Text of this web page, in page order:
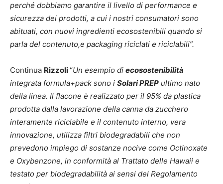
perché dobbiamo garantire il livello di performance e
sicurezza dei prodotti, a cui i nostri consumatori sono
abituati, con nuovi ingredienti ecosostenibili quando si
parla del contenuto,e packaging riciclati e riciclabili”.
Continua Rizzoli“Un esempio di ecosostenibilità
integrata formula+pack sono i Solari PREP ultimo nato
della linea. Il flacone è realizzato per il 95% da plastica
prodotta dalla lavorazione della canna da zucchero
interamente riciclabile e il contenuto interno, vera
innovazione, utilizza filtri biodegradabili che non
prevedono impiego di sostanze nocive come Octinoxate
e Oxybenzone, in conformità al Trattato delle Hawaii e
testato per biodegradabilità ai sensi del Regolamento